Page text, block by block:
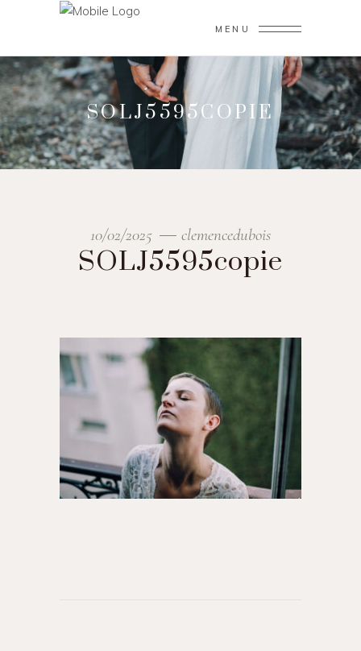
MENU
SOLJ5595COPIE
10/02/2025 clemencedubois
SOLJ5595copie